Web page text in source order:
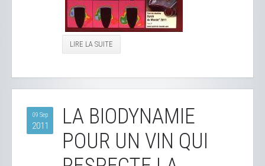
LIRE LA SUITE
09 Sep
2011
LA BIODYNAMIE
POUR UN VIN QUI